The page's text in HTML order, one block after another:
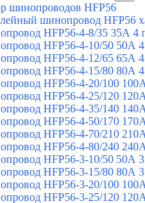
шинопроводов HFP56
шинопровод HFP56
HFP56-4-8/35 35А 4
HFP56-4-10/50 50А
HFP56-4-12/65 65А
HFP56-4-15/80 80А
HFP56-4-20/100
HFP56-4-25/120
HFP56-4-35/140
HFP56-4-50/170
HFP56-4-70/210
HFP56-4-80/240
HFP56-3-10/50 50А
HFP56-3-15/80 80А
HFP56-3-20/100
HFP56-3-25/120